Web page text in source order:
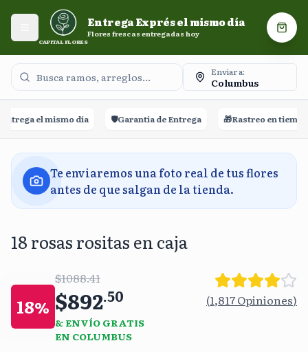
Entrega Exprés el mismo día. Flores frescas entregadas
Abrir menú
CAPITAL FLORES
Entrega Exprés el mismo día
Flores frescas entregadas hoy
Enviar a:
Columbus
el mismo día Garantía de Entrega Rastreo en tiempo
Te enviaremos una foto real de tus flores
antes de que salgan de la tienda.
18 rosas rositas en caja
18%
$1088.41
$892.50
& ENVÍO GRATIS
EN COLUMBUS
(1,817Opiniones)